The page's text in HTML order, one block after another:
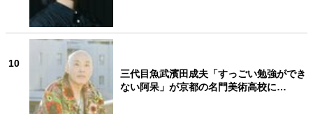
10
三代目魚武濱田成夫「すっごい勉強ができ
ない阿呆」が京都の名門美術高校に…